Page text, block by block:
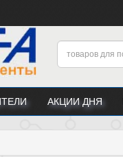
АКЦИИ ДНЯ